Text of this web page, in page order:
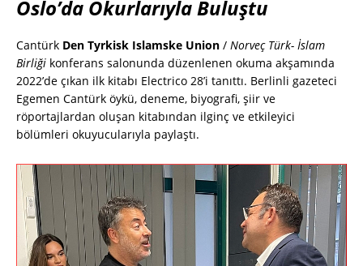
Oslo’da Okurlarıyla Buluştu
Cantürk Den Tyrkisk Islamske Union / Norveç Türk- İslam
Birliği konferans salonunda düzenlenen okuma akşamında
2022’de çıkan ilk kitabı Electrico 28’i tanıttı. Berlinli gazeteci
Egemen Cantürk öykü, deneme, biyografi, şiir ve
röportajlardan oluşan kitabından ilginç ve etkileyici
bölümleri okuyucularıyla paylaştı.